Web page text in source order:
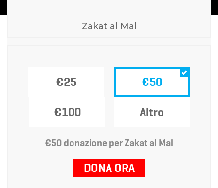
Zakat al Mal
€25 €50
€100 Altro
€50 donazione per Zakat al Mal
DONA ORA